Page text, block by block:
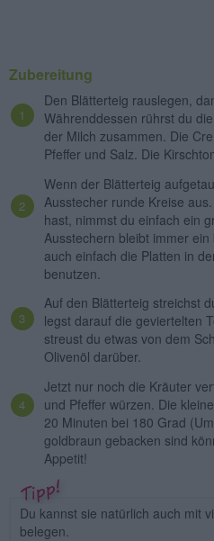
Zubereitung
Den Blätterteig rauslegen,
Währenddessen rührst du
der Milch zusammen. Die
Pfeffer und Salz. Die
Wenn der Blätterteig
Ausstecher runde Kreise
hast, nimmst du einfach ein
Ausstechern bleibt immer
auch einfach die Platten in
benutzen.
Auf den Blätterteig streichst
legst darauf die geviertelten
streust du etwas von dem
Olivenöl darüber.
Jetzt nur noch die Kräuter
und Pfeffer würzen. Die
20 Minuten bei 180 Grad
goldbraun gebacken sind
Appetit!
Du kannst sie natürlich auch mit
belegen.